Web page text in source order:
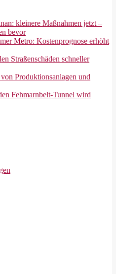
kleinere Maßnahmen jetzt –
bevor
Metro: Kostenprognose erhöht
Straßenschäden schneller
Produktionsanlagen und
Fehmarnbelt-Tunnel wird